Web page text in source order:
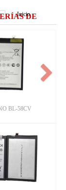
DE
Inicio
BL-58CV